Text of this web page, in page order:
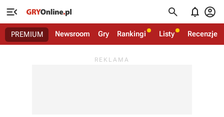
   
PREMIUM Newsroom Gry Rankingi Listy Recenzje